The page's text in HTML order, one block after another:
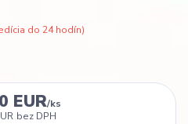
do 24 hodín)
EUR/ks
bez DPH